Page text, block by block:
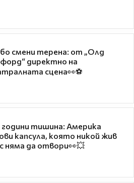
смени терена: от „Олд
директно на
сцена👀⚽
години тишина: Америка
капсула, която никой жив
няма да отвори👀💥